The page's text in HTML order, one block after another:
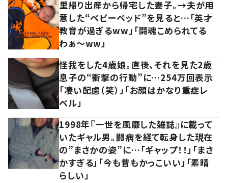
里帰り出産から帰宅した妻子。→夫が用
意した“ベビーベッド”を見ると…「英才
教育が過ぎるww」「闘魂こめられてる
わぁ～ww」
怪我をした4歳娘。直後、それを見た2歳
息子の“衝撃の行動”に…254万回表示
「凄い配慮（笑）」「お顔はかなり重症レ
ベル」
1998年『一世を風靡した雑誌』に載って
いたギャル男。闘病を経て転身した現在
の”まさかの姿”に…「ギャップ！！」「まさ
かすぎる」「今も昔もかっこいい」「素晴
らしい」